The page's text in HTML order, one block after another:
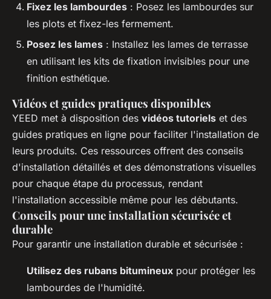
Fixez les lambourdes : Posez les lambourdes sur
les plots et fixez-les fermement.
Posez les lames : Installez les lames de terrasse
en utilisant les kits de fixation invisibles pour une
finition esthétique.
Vidéos et guides pratiques disponibles
YEED met à disposition des vidéos tutoriels et des
guides pratiques en ligne pour faciliter l'installation de
leurs produits. Ces ressources offrent des conseils
d'installation détaillés et des démonstrations visuelles
pour chaque étape du processus, rendant
l'installation accessible même pour les débutants.
Conseils pour une installation sécurisée et
durable
Pour garantir une installation durable et sécurisée :
Utilisez des rubans bitumineux pour protéger les
lambourdes de l'humidité.